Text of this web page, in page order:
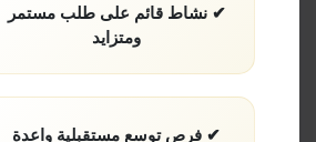
✔ نشاط قائم على طلب مستمر
ومتزايد
✔ فرص توسع مستقبلية واعدة